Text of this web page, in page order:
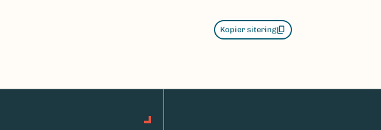
Kopier sitering